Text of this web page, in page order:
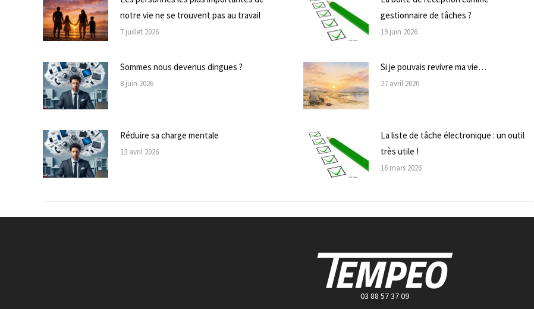
notre vie ne se trouvent pas au travail
7 juillet 2026
gestionnaire de tâches ?
19 juin 2026
Sommes nous devenus dingues ?
8 juin 2026
Si je pouvais revivre ma vie…
27 avril 2026
Réduire sa charge mentale
13 avril 2026
La liste de tâche électronique : un outil
très utile !
16 mars 2026
03 88 57 37 09